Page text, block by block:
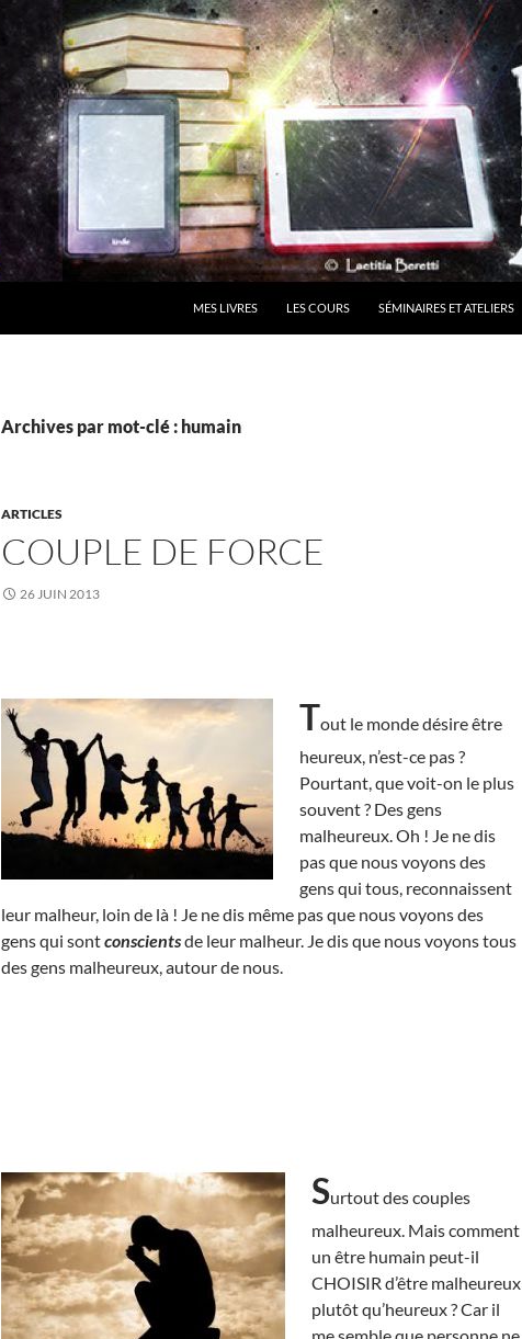
MES LIVRES LES COURS SÉMINAIRES ET ATELIERS
Archives par mot-clé : humain
ARTICLES
COUPLE DE FORCE
26 JUIN 2013
Tout le monde désire être
heureux, n’est-ce pas ?
Pourtant, que voit-on le plus
souvent ? Des gens
malheureux. Oh ! Je ne dis
pas que nous voyons des
gens qui tous, reconnaissent
leur malheur, loin de là ! Je ne dis même pas que nous voyons des
gens qui sontconscientsde leur malheur. Je dis que nous voyons tous
des gens malheureux, autour de nous.
Surtout des couples
malheureux. Mais comment
un être humain peut-il
CHOISIR d’être malheureux
plutôt qu’heureux ? Car il